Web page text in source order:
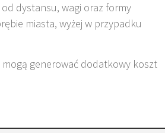
od dystansu, wagi oraz formy
miasta, wyżej w przypadku
mogą generować dodatkowy koszt